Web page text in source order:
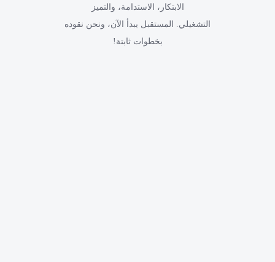
الابتكار، الاستدامة، والتميز
التشغيلي. المستقبل يبدأ الآن، ونحن نقوده
بخطوات ثابتة!